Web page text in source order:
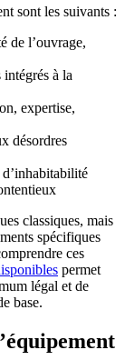
sont les suivants :
de l’ouvrage,
intégrés à la
expertise,
désordres
classiques, mais
spécifiques
ces
permet
légal et de
base.